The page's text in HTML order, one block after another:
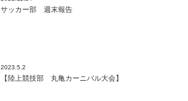
サッカー部 週末報告
2023.5.2
【陸上競技部 丸亀カーニバル大会】